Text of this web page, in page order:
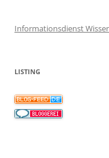
Informationsdienst
LISTING